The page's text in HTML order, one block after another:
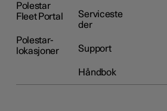
Polestar
Fleet Portal
Polestar-
lokasjoner
Serviceste
der
Support
Håndbok